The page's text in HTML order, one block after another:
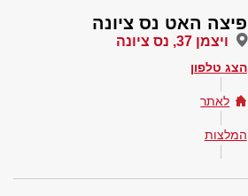
פיצה האט נס ציונה
ויצמן 37, נס ציונה
הצג טלפון
לאתר
המלצות